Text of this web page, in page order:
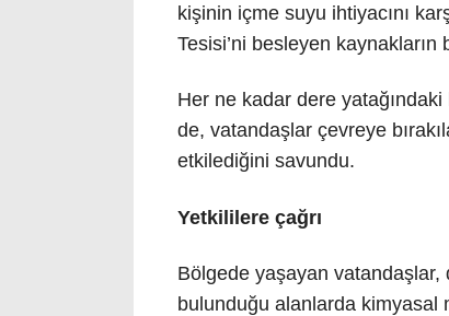
kişinin içme suyu ihtiyacını
Tesisi’ni besleyen
Her ne kadar dere
de, vatandaşlar çevreye
etkilediğini savundu.
Yetkililere çağrı
Bölgede yaşayan vatandaşlar,
bulunduğu alanlarda kimyasal